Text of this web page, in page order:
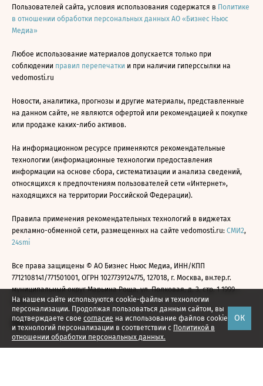
На нашем сайте используются cookie-файлы и технологии
персонализации. Продолжая пользоваться данным сайтом, вы
подтверждаете свое согласие на использование файлов cookie
и технологий персонализации в соответствии с Политикой в
отношении обработки персональных данных.
ОК
Пользователей сайта, условия использования содержатся в Политике
в отношении обработки персональных данных АО «Бизнес Ньюс
Медиа»
Любое использование материалов допускается только при
соблюдении правил перепечатки и при наличии гиперссылки на
vedomosti.ru
Новости, аналитика, прогнозы и другие материалы, представленные
на данном сайте, не являются офертой или рекомендацией к покупке
или продаже каких-либо активов.
На информационном ресурсе применяются рекомендательные
технологии (информационные технологии предоставления
информации на основе сбора, систематизации и анализа сведений,
относящихся к предпочтениям пользователей сети «Интернет»,
находящихся на территории Российской Федерации).
Правила применения рекомендательных технологий в виджетах
рекламно-обменной сети, размещенных на сайте vedomosti.ru: СМИ2,
24smi
Все права защищены © АО Бизнес Ньюс Медиа, ИНН/КПП
7712108141/771501001, ОГРН 1027739124775, 127018, г. Москва, вн.тер.г.
муниципальный округ Марьина Роща, ул. Полковая, д. 3, стр. 1 1999—
2026